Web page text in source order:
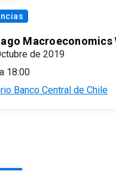
Macroeconomics
de 2019
18:00
Banco Central de Chile